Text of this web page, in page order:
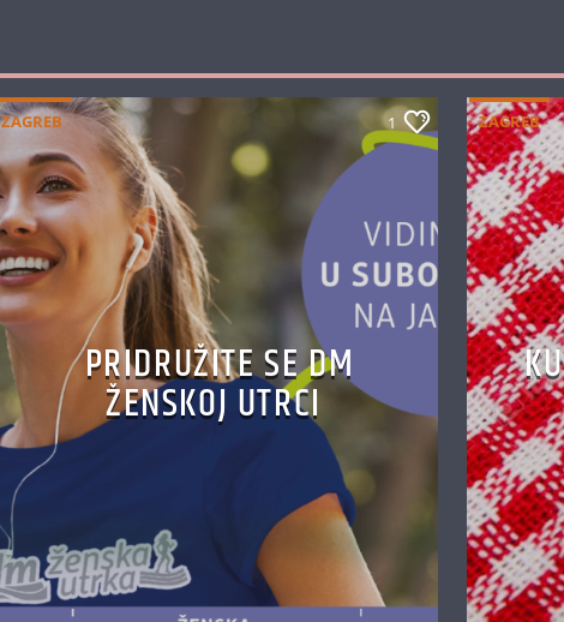
ZAGREB 1
PRIDRUŽITE SE DM
ŽENSKOJ UTRCI
ZAGREB